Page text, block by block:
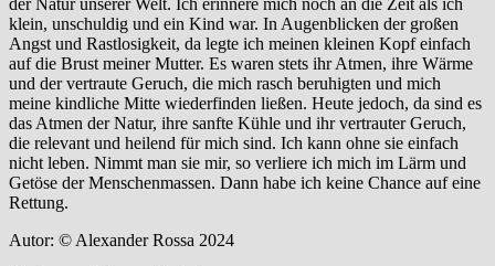
der Natur unserer Welt. Ich erinnere mich noch an die Zeit als ich
klein, unschuldig und ein Kind war. In Augenblicken der großen
Angst und Rastlosigkeit, da legte ich meinen kleinen Kopf einfach
auf die Brust meiner Mutter. Es waren stets ihr Atmen, ihre Wärme
und der vertraute Geruch, die mich rasch beruhigten und mich
meine kindliche Mitte wiederfinden ließen. Heute jedoch, da sind es
das Atmen der Natur, ihre sanfte Kühle und ihr vertrauter Geruch,
die relevant und heilend für mich sind. Ich kann ohne sie einfach
nicht leben. Nimmt man sie mir, so verliere ich mich im Lärm und
Getöse der Menschenmassen. Dann habe ich keine Chance auf eine
Rettung.
Autor: © Alexander Rossa 2024